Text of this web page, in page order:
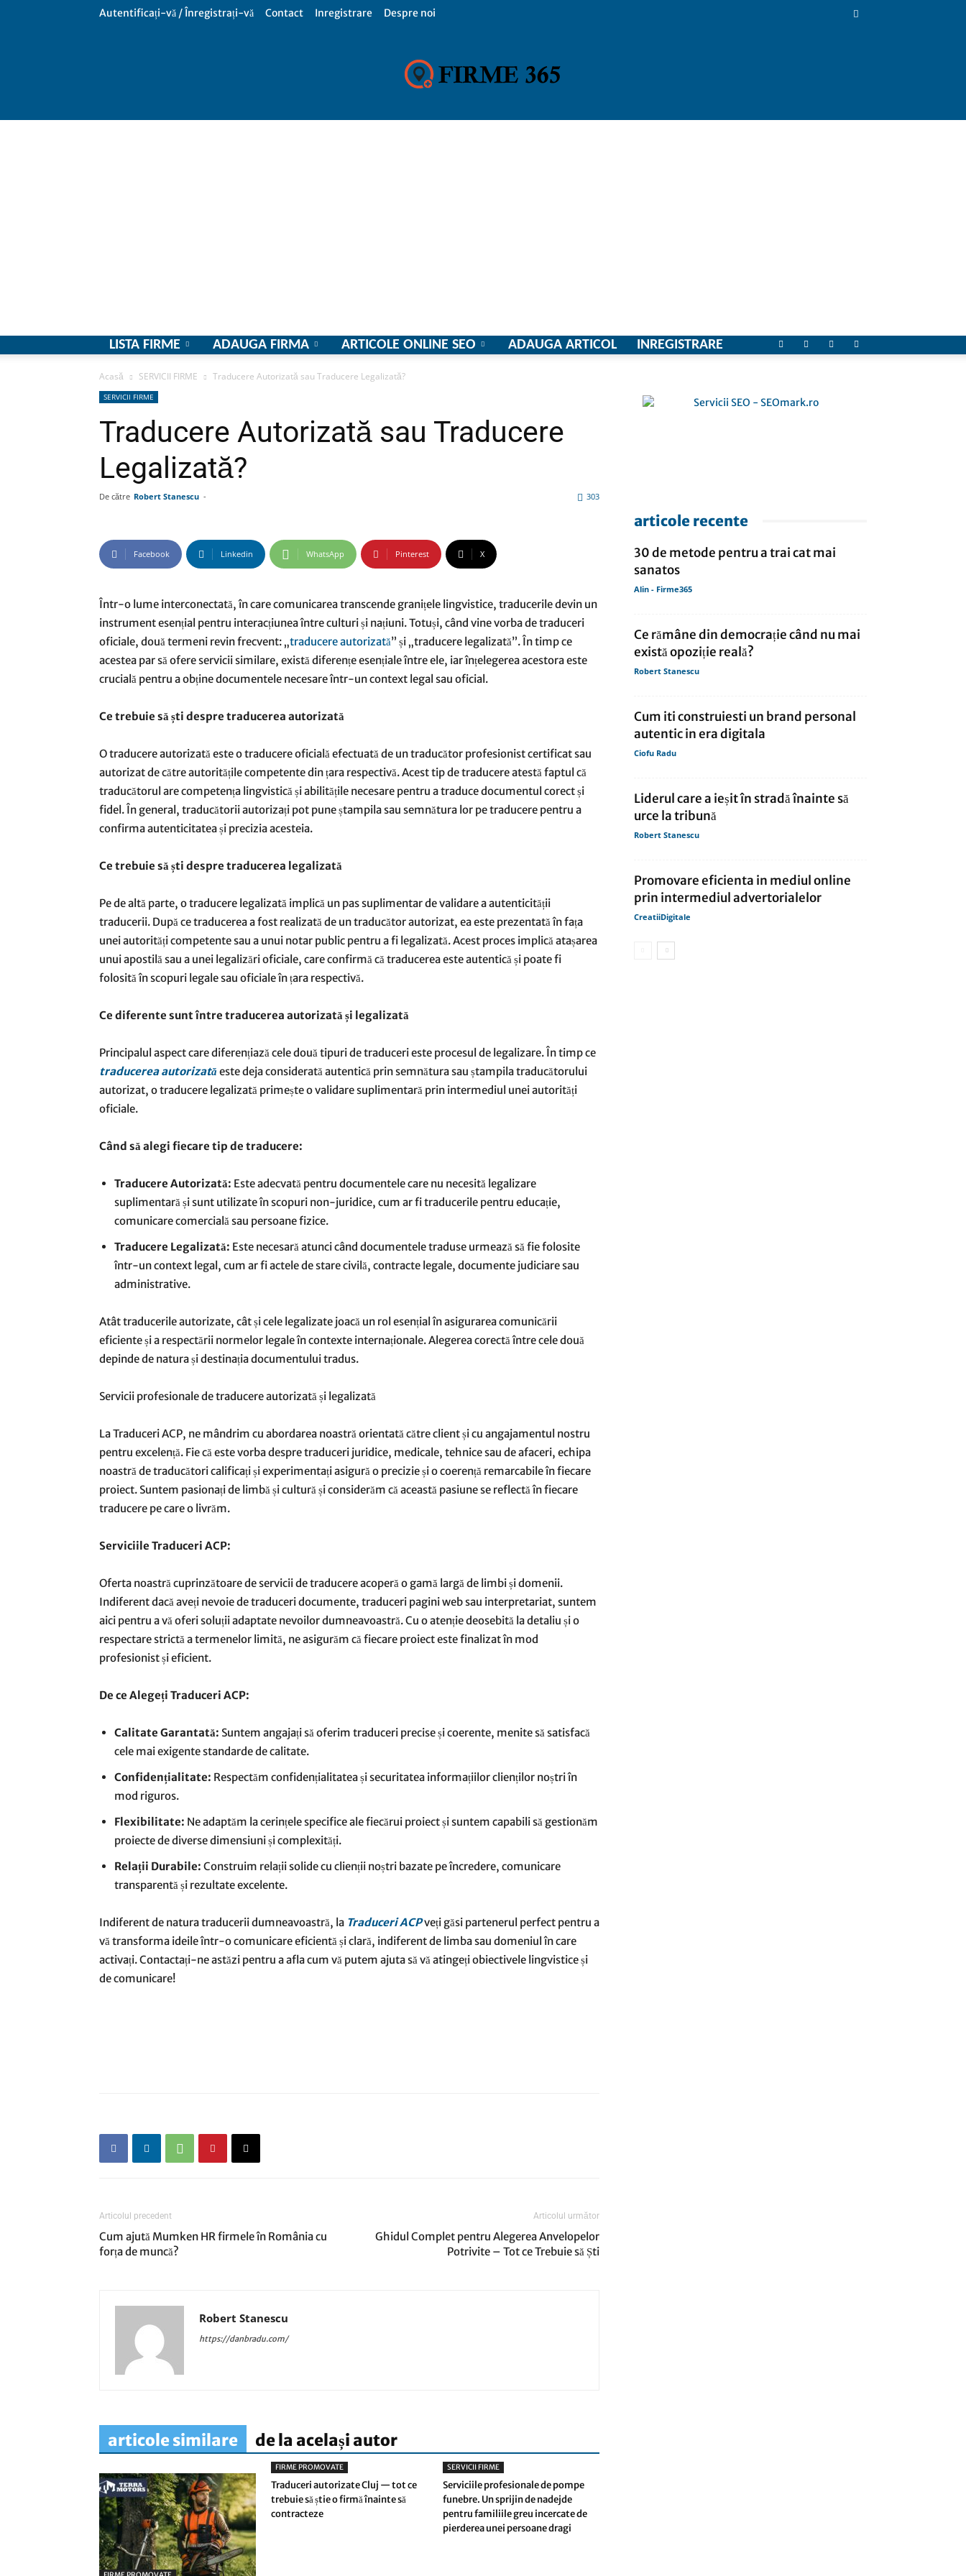
Autentificați-vă / Înregistrați-vă Contact Inregistrare Despre noi
comunicate
presa
LISTA FIRME ADAUGA FIRMA ARTICOLE ONLINE SEO ADAUGA ARTICOL INREGISTRARE
Acasă SERVICII FIRME Traducere Autorizată sau Traducere Legalizată?
SERVICII FIRME
Traducere Autorizată sau Traducere
Legalizată?
De către Robert Stanescu - 303
Facebook Linkedin WhatsApp Pinterest X
Într-o lume interconectată, în care comunicarea transcende granițele lingvistice, traducerile devin un
instrument esențial pentru interacțiunea între culturi și națiuni. Totuși, când vine vorba de traduceri
oficiale, două termeni revin frecvent: „traducere autorizată” și „traducere legalizată”. În timp ce
acestea par să ofere servicii similare, există diferențe esențiale între ele, iar înțelegerea acestora este
crucială pentru a obține documentele necesare într-un context legal sau oficial.
Ce trebuie să ști despre traducerea autorizată
O traducere autorizată este o traducere oficială efectuată de un traducător profesionist certificat sau
autorizat de către autoritățile competente din țara respectivă. Acest tip de traducere atestă faptul că
traducătorul are competența lingvistică și abilitățile necesare pentru a traduce documentul corect și
fidel. În general, traducătorii autorizați pot pune ștampila sau semnătura lor pe traducere pentru a
confirma autenticitatea și precizia acesteia.
Ce trebuie să ști despre traducerea legalizată
Pe de altă parte, o traducere legalizată implică un pas suplimentar de validare a autenticității
traducerii. După ce traducerea a fost realizată de un traducător autorizat, ea este prezentată în fața
unei autorități competente sau a unui notar public pentru a fi legalizată. Acest proces implică atașarea
unui apostilă sau a unei legalizări oficiale, care confirmă că traducerea este autentică și poate fi
folosită în scopuri legale sau oficiale în țara respectivă.
Ce diferente sunt între traducerea autorizată și legalizată
Principalul aspect care diferențiază cele două tipuri de traduceri este procesul de legalizare. În timp ce
traducerea autorizată este deja considerată autentică prin semnătura sau ștampila traducătorului
autorizat, o traducere legalizată primește o validare suplimentară prin intermediul unei autorități
oficiale.
Când să alegi fiecare tip de traducere:
Traducere Autorizată: Este adecvată pentru documentele care nu necesită legalizare
suplimentară și sunt utilizate în scopuri non-juridice, cum ar fi traducerile pentru educație,
comunicare comercială sau persoane fizice.
Traducere Legalizată: Este necesară atunci când documentele traduse urmează să fie folosite
într-un context legal, cum ar fi actele de stare civilă, contracte legale, documente judiciare sau
administrative.
Atât traducerile autorizate, cât și cele legalizate joacă un rol esențial în asigurarea comunicării
eficiente și a respectării normelor legale în contexte internaționale. Alegerea corectă între cele două
depinde de natura și destinația documentului tradus.
Servicii profesionale de traducere autorizată și legalizată
La Traduceri ACP, ne mândrim cu abordarea noastră orientată către client și cu angajamentul nostru
pentru excelență. Fie că este vorba despre traduceri juridice, medicale, tehnice sau de afaceri, echipa
noastră de traducători calificați și experimentați asigură o precizie și o coerență remarcabile în fiecare
proiect. Suntem pasionați de limbă și cultură și considerăm că această pasiune se reflectă în fiecare
traducere pe care o livrăm.
Serviciile Traduceri ACP:
Oferta noastră cuprinzătoare de servicii de traducere acoperă o gamă largă de limbi și domenii.
Indiferent dacă aveți nevoie de traduceri documente, traduceri pagini web sau interpretariat, suntem
aici pentru a vă oferi soluții adaptate nevoilor dumneavoastră. Cu o atenție deosebită la detaliu și o
respectare strictă a termenelor limită, ne asigurăm că fiecare proiect este finalizat în mod
profesionist și eficient.
De ce Alegeți Traduceri ACP:
Calitate Garantată: Suntem angajați să oferim traduceri precise și coerente, menite să satisfacă
cele mai exigente standarde de calitate.
Confidențialitate: Respectăm confidențialitatea și securitatea informațiilor clienților noștri în
mod riguros.
Flexibilitate: Ne adaptăm la cerințele specifice ale fiecărui proiect și suntem capabili să gestionăm
proiecte de diverse dimensiuni și complexități.
Relații Durabile: Construim relații solide cu clienții noștri bazate pe încredere, comunicare
transparentă și rezultate excelente.
Indiferent de natura traducerii dumneavoastră, la Traduceri ACPveți găsi partenerul perfect pentru a
vă transforma ideile într-o comunicare eficientă și clară, indiferent de limba sau domeniul în care
activați. Contactați-ne astăzi pentru a afla cum vă putem ajuta să vă atingeți obiectivele lingvistice și
de comunicare!
Articolul precedent
Cum ajută Mumken HR firmele în România cu
forța de muncă?
Articolul următor
Ghidul Complet pentru Alegerea Anvelopelor
Potrivite – Tot ce Trebuie să Ști
Robert Stanescu
https://danbradu.com/
articole similare de la același autor
FIRME PROMOVATE
Traduceri autorizate Cluj — tot ce
trebuie să știe o firmă înainte să
contracteze
SERVICII FIRME
Serviciile profesionale de pompe
funebre. Un sprijin de nadejde
pentru familiile greu incercate de
pierderea unei persoane dragi
articole recente
30 de metode pentru a trai cat mai
sanatos
Alin - Firme365
Ce rămâne din democrație când nu mai
există opoziție reală?
Robert Stanescu
Cum iti construiesti un brand personal
autentic in era digitala
Ciofu Radu
Liderul care a ieșit în stradă înainte să
urce la tribună
Robert Stanescu
Promovare eficienta in mediul online
prin intermediul advertorialelor
CreatiiDigitale